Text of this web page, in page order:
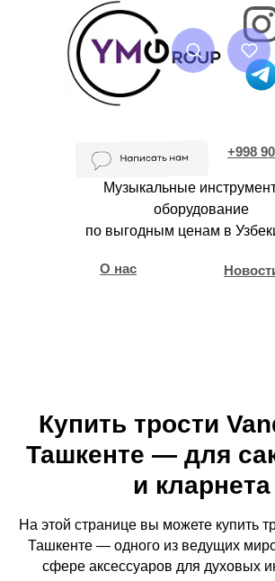
+998
О нас
Музыкальные
оборудование
по выгодным ценам в
Купить трости
Ташкенте — для
и кларнета
На этой странице вы можете купить
Ташкенте — одного из ведущих
сфере аксессуаров для духовых